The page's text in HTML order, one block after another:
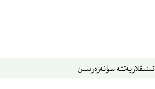
يەتتە سۇنەزەرسىن